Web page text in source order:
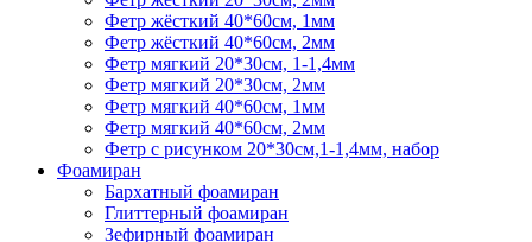
Фетр жёсткий 40*60см, 1мм
Фетр жёсткий 40*60см, 2мм
Фетр мягкий 20*30см, 1-1,4мм
Фетр мягкий 20*30см, 2мм
Фетр мягкий 40*60см, 1мм
Фетр мягкий 40*60см, 2мм
Фетр с рисунком 20*30см,1-1,4мм, набор
Фоамиран
Бархатный фоамиран
Глиттерный фоамиран
Зефирный фоамиран